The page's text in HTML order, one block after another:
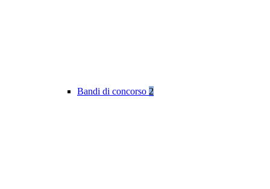
Bandi di concorso 2